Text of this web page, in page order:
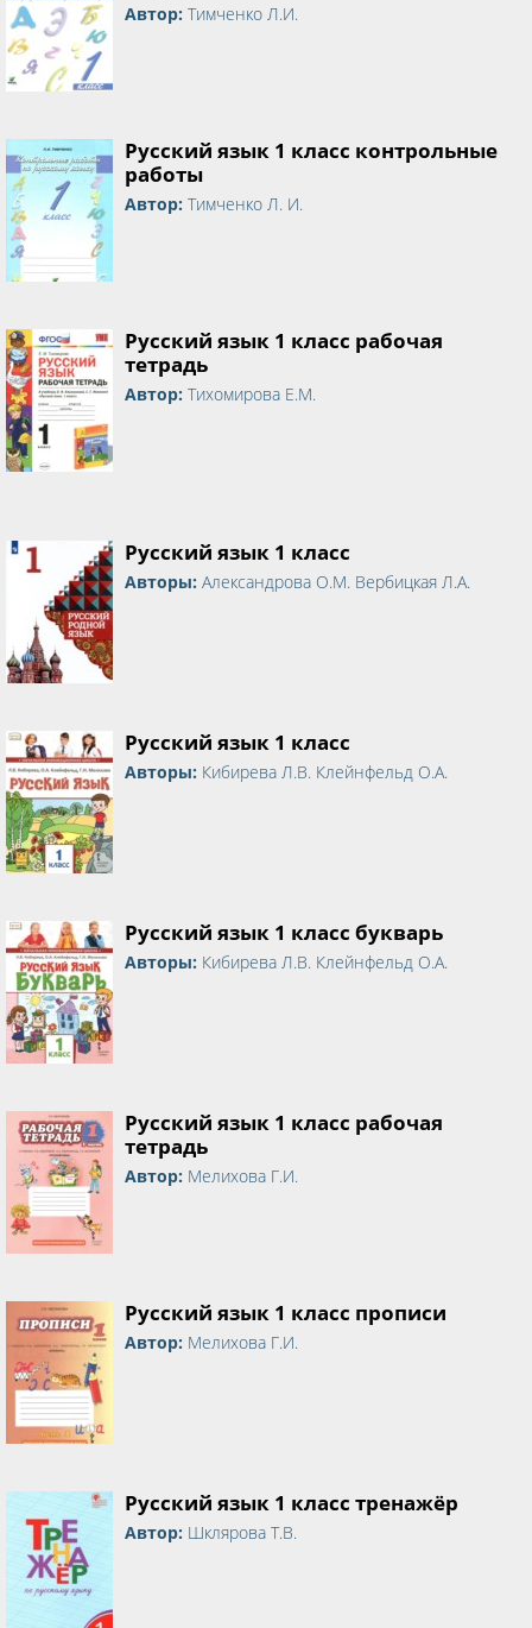
Автор: Тимченко Л.И.
Русский язык 1 класс контрольные
работы
Автор: Тимченко Л. И.
Русский язык 1 класс рабочая
тетрадь
Автор: Тихомирова Е.М.
Русский язык 1 класс
Авторы: Александрова О.М. Вербицкая Л.А.
Русский язык 1 класс
Авторы: Кибирева Л.В. Клейнфельд О.А.
Русский язык 1 класс букварь
Авторы: Кибирева Л.В. Клейнфельд О.А.
Русский язык 1 класс рабочая
тетрадь
Автор: Мелихова Г.И.
Русский язык 1 класс прописи
Автор: Мелихова Г.И.
Русский язык 1 класс тренажёр
Автор: Шклярова Т.В.